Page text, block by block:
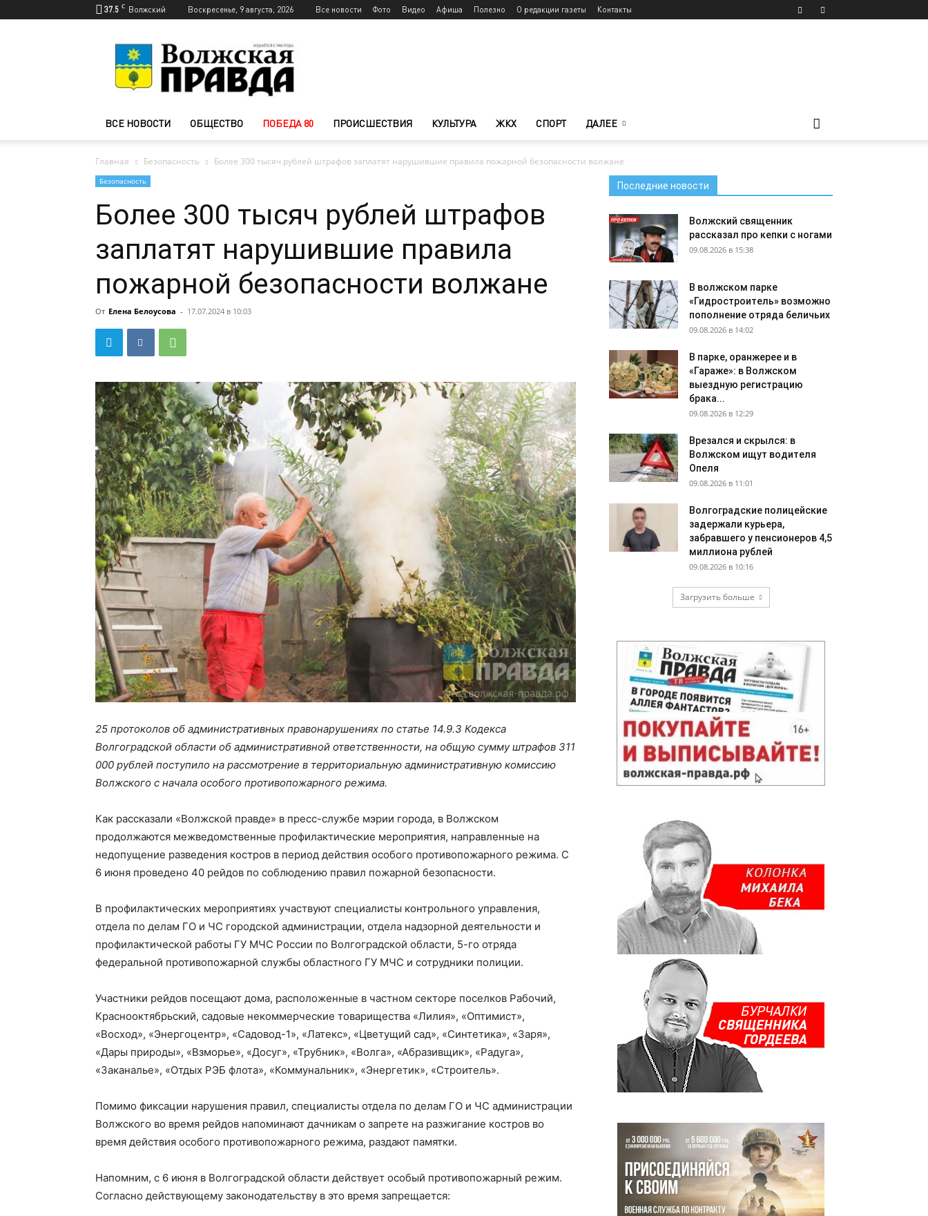
37.5 C Волжский Воскресенье, 9 августа, 2026 Все новости Фото Видео Афиша Полезно О редакции газеты Контакты
Волжского
—
Волжская
ВСЕ НОВОСТИ ОБЩЕСТВО ПОБЕДА 80 ПРОИСШЕСТВИЯ КУЛЬТУРА ЖКХ СПОРТ ДАЛЕЕ
Главная Безопасность Более 300 тысяч рублей штрафов заплатят нарушившие правила пожарной безопасности волжане
Безопасность
Более 300 тысяч рублей штрафов
заплатят нарушившие правила
пожарной безопасности волжане
От Елена Белоусова - 17.07.2024 в 10:03
25 протоколов об административных правонарушениях по статье 14.9.3 Кодекса
Волгоградской области об административной ответственности, на общую сумму штрафов 311
000 рублей поступило на рассмотрение в территориальную административную комиссию
Волжского с начала особого противопожарного режима.
Как рассказали «Волжской правде» в пресс-службе мэрии города, в Волжском
продолжаются межведомственные профилактические мероприятия, направленные на
недопущение разведения костров в период действия особого противопожарного режима. С
6 июня проведено 40 рейдов по соблюдению правил пожарной безопасности.
В профилактических мероприятиях участвуют специалисты контрольного управления,
отдела по делам ГО и ЧС городской администрации, отдела надзорной деятельности и
профилактической работы ГУ МЧС России по Волгоградской области, 5-го отряда
федеральной противопожарной службы областного ГУ МЧС и сотрудники полиции.
Участники рейдов посещают дома, расположенные в частном секторе поселков Рабочий,
Краснооктябрьский, садовые некоммерческие товарищества «Лилия», «Оптимист»,
«Восход», «Энергоцентр», «Садовод-1», «Латекс», «Цветущий сад», «Синтетика», «Заря»,
«Дары природы», «Взморье», «Досуг», «Трубник», «Волга», «Абразивщик», «Радуга»,
«Заканалье», «Отдых РЭБ флота», «Коммунальник», «Энергетик», «Строитель».
Помимо фиксации нарушения правил, специалисты отдела по делам ГО и ЧС администрации
Волжского во время рейдов напоминают дачникам о запрете на разжигание костров во
время действия особого противопожарного режима, раздают памятки.
Напомним, с 6 июня в Волгоградской области действует особый противопожарный режим.
Согласно действующему законодательству в это время запрещается:
Последние новости
Волжский священник
рассказал про кепки с ногами
09.08.2026 в 15:38
В волжском парке
«Гидростроитель» возможно
пополнение отряда беличьих
09.08.2026 в 14:02
В парке, оранжерее и в
«Гараже»: в Волжском
выездную регистрацию
брака...
09.08.2026 в 12:29
Врезался и скрылся: в
Волжском ищут водителя
Опеля
09.08.2026 в 11:01
Волгоградские полицейские
задержали курьера,
забравшего у пенсионеров 4,5
миллиона рублей
09.08.2026 в 10:16
Загрузить больше